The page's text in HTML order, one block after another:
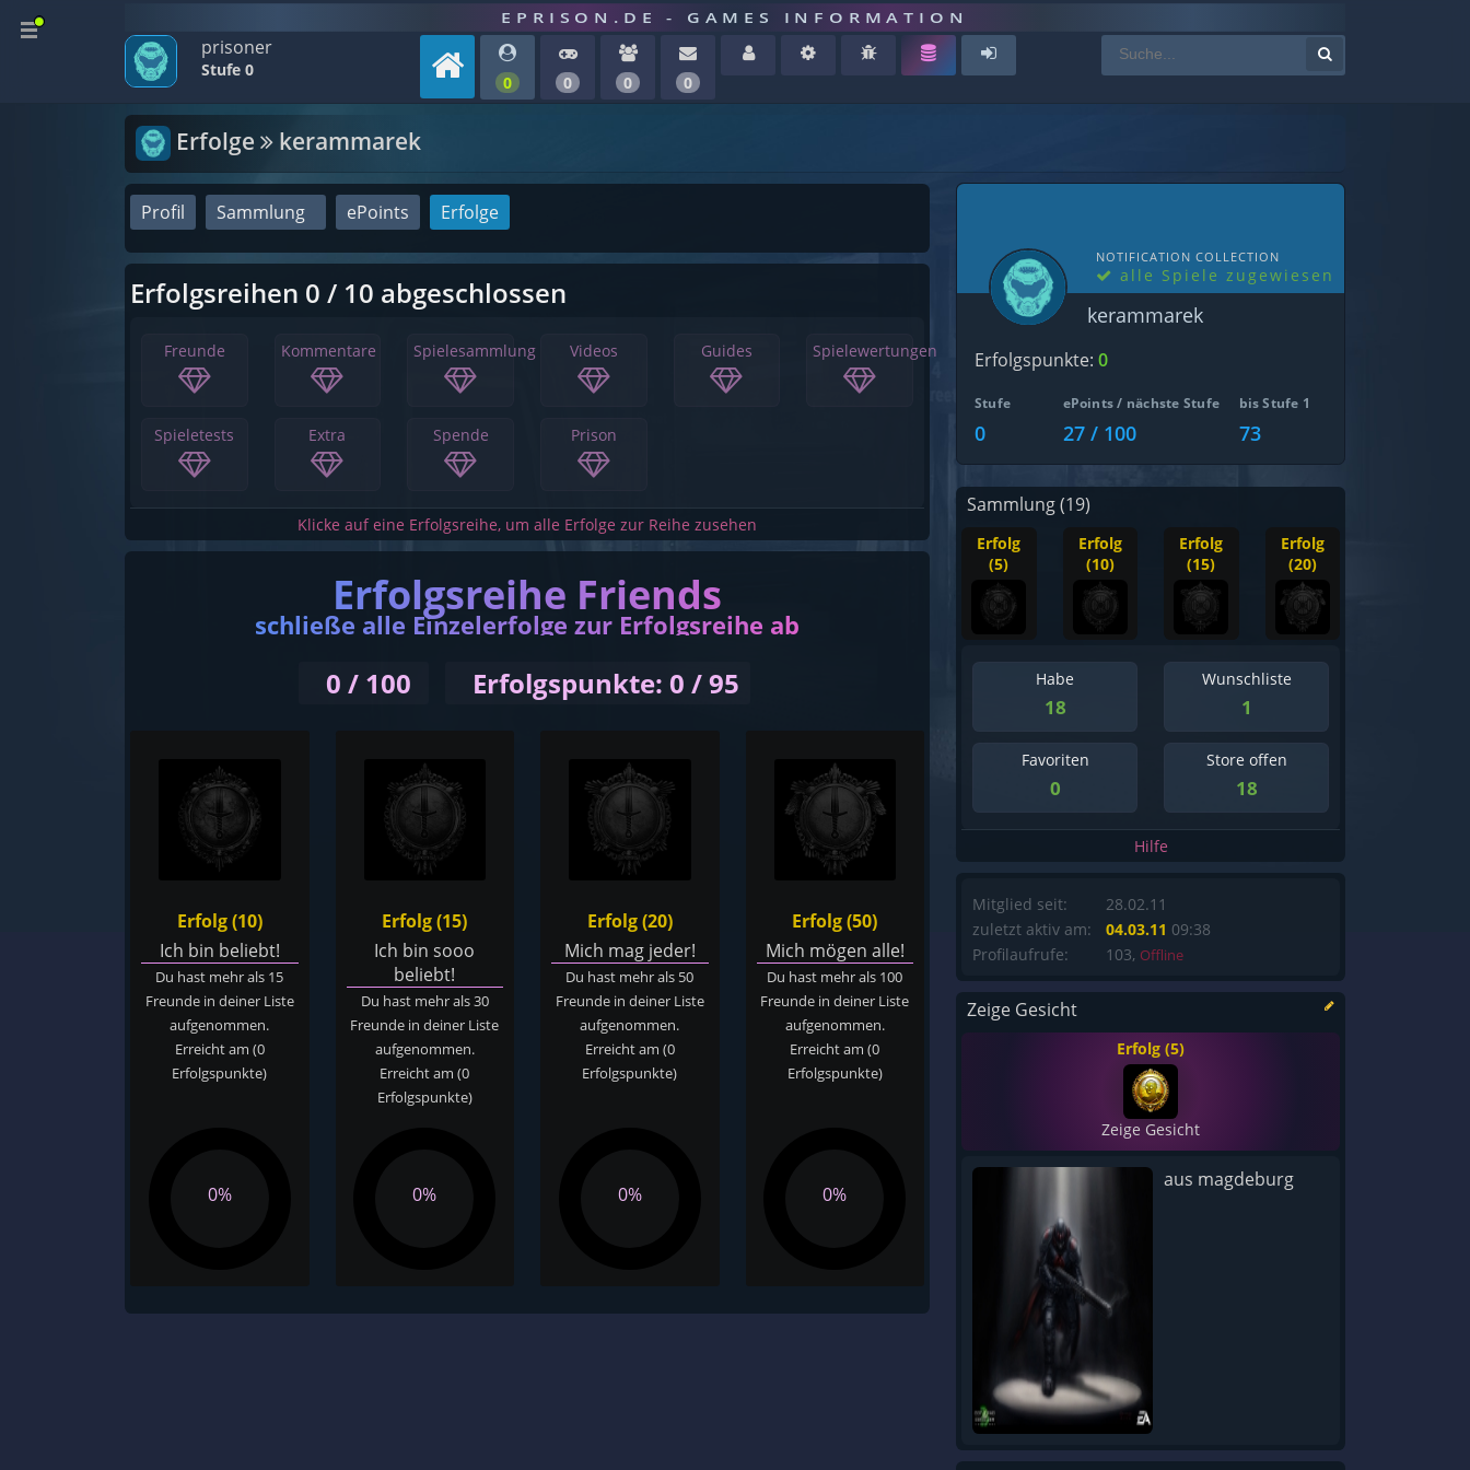
EPRISON.DE - GAMES INFORMATION
prisoner
Stufe 0
0 0 0 0
Erfolge kerammarek
Profil Sammlung ePoints Erfolge
Erfolgsreihen 0 / 10 abgeschlossen
Freunde Kommentare Spielesammlung Videos Guides Spielewertungen
Spieletests Extra Spende Prison
Klicke auf eine Erfolgsreihe, um alle Erfolge zur Reihe zusehen
Erfolgsreihe Friends
schließe alle Einzelerfolge zur Erfolgsreihe ab
0 / 100 Erfolgspunkte: 0 / 95
Erfolg (10)
Ich bin beliebt!
Du hast mehr als 15
Freunde in deiner Liste
aufgenommen.
Erreicht am (0
Erfolgspunkte)
0%
Erfolg (15)
Ich bin sooo
beliebt!
Du hast mehr als 30
Freunde in deiner Liste
aufgenommen.
Erreicht am(0
Erfolgspunkte)
0%
Erfolg (20)
Mich mag jeder!
Du hast mehr als 50
Freunde in deiner Liste
aufgenommen.
Erreicht am (0
Erfolgspunkte)
0%
Erfolg (50)
Mich mögen alle!
Du hast mehr als 100
Freunde in deiner Liste
aufgenommen.
Erreicht am(0
Erfolgspunkte)
0%
NOTIFICATION COLLECTION
alle Spiele zugewiesen
kerammarek
Erfolgspunkte: 0
Stufe
0
ePoints / nächste Stufe
27 / 100
bis Stufe 1
73
Sammlung (19)
Erfolg
(5)
Erfolg
(10)
Erfolg
(15)
Erfolg
(20)
Habe
18
Wunschliste
1
Favoriten
0
Store offen
18
Hilfe
Mitglied seit:
zuletzt aktiv am:
Profilaufrufe:
28.02.11
04.03.11 09:38
103, Offline
Zeige Gesicht
Erfolg (5)
Zeige Gesicht
aus magdeburg